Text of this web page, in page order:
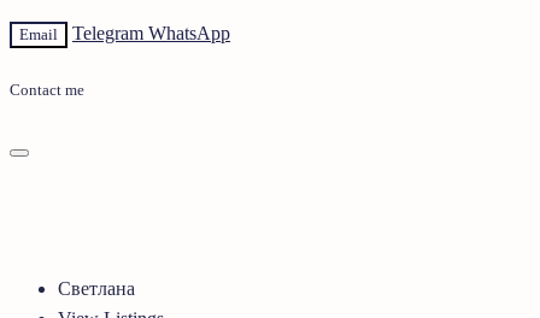
Email Telegram WhatsApp
Contact me
Светлана